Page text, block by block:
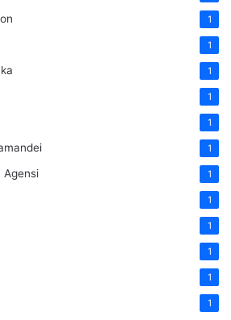
1
1
1
1
1
1
Agensi 1
1
1
1
1
1